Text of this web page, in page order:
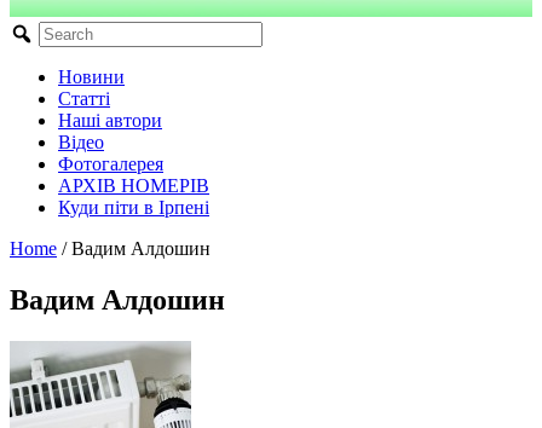
Новини
Статті
Наші автори
Відео
Фотогалерея
АРХІВ НОМЕРІВ
Куди піти в Ірпені
Home / Вадим Алдошин
Вадим Алдошин